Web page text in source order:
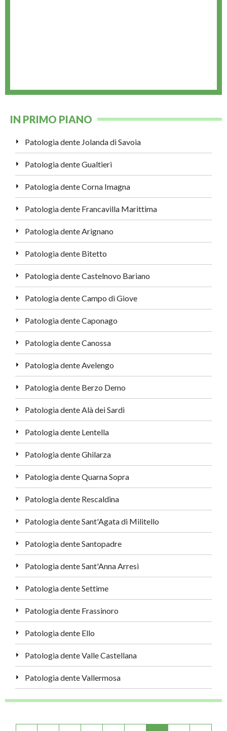
IN PRIMO PIANO
Patologia dente Jolanda di Savoia
Patologia dente Gualtieri
Patologia dente Corna Imagna
Patologia dente Francavilla Marittima
Patologia dente Arignano
Patologia dente Bitetto
Patologia dente Castelnovo Bariano
Patologia dente Campo di Giove
Patologia dente Caponago
Patologia dente Canossa
Patologia dente Avelengo
Patologia dente Berzo Demo
Patologia dente Alà dei Sardi
Patologia dente Lentella
Patologia dente Ghilarza
Patologia dente Quarna Sopra
Patologia dente Rescaldina
Patologia dente Sant'Agata di Militello
Patologia dente Santopadre
Patologia dente Sant'Anna Arresi
Patologia dente Settime
Patologia dente Frassinoro
Patologia dente Ello
Patologia dente Valle Castellana
Patologia dente Vallermosa